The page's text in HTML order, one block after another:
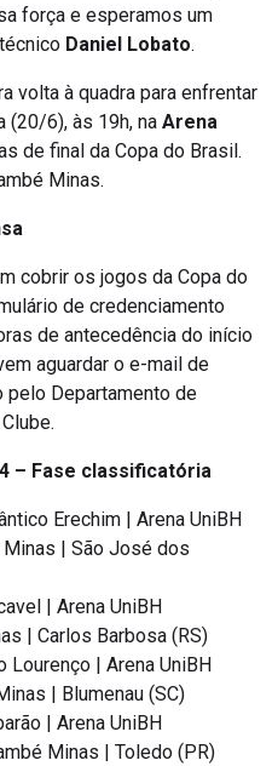
força e esperamos um
Daniel Lobato.
volta à quadra para enfrentar
(20/6), às 19h, na Arena
de final da Copa do Brasil.
Minas.
cobrir os jogos da Copa do
de credenciamento
de antecedência do início
aguardar o e-mail de
pelo Departamento de
– Fase classificatória
Erechim | Arena UniBH
| São José dos
| Arena UniBH
| Carlos Barbosa (RS)
| Arena UniBH
| Blumenau (SC)
| Arena UniBH
Minas | Toledo (PR)